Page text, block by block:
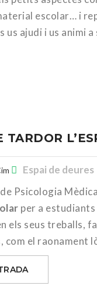
escolar… i
us ajudi i us animi
TARDOR
Espai de deures
Psicologia
per a estudiants
els seus treballs,
com el raonament